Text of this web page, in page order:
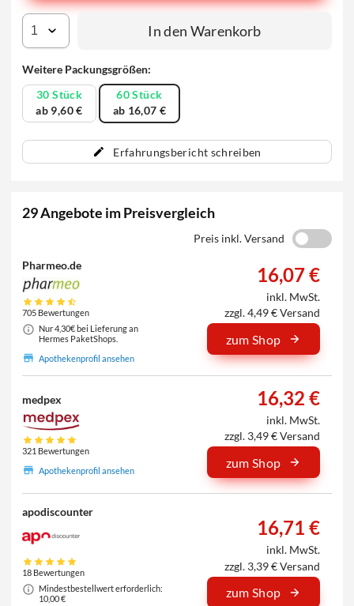
Weitere Packungsgrößen:
30 Stück
ab 9,60 €
60 Stück
ab 16,07 €
Erfahrungsbericht schreiben
In den Warenkorb
29 Angebote im Preisvergleich
Preis inkl. Versand
Pharmeo.de
705 Bewertungen
Nur 4,30€ bei Lieferung an
Hermes PaketShops.
Apothekenprofil ansehen
16,07 €
inkl. MwSt.
zzgl. 4,49 € Versand
zum Shop
medpex
321 Bewertungen
Apothekenprofil ansehen
16,32 €
inkl. MwSt.
zzgl. 3,49 € Versand
zum Shop
apodiscounter
18 Bewertungen
Mindestbestellwert erforderlich:
10,00 €
16,71 €
inkl. MwSt.
zzgl. 3,39 € Versand
zum Shop